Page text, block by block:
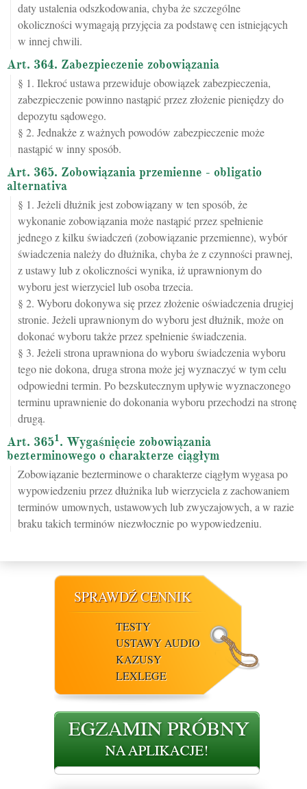
daty ustalenia odszkodowania, chyba że szczególne
okoliczności wymagają przyjęcia za podstawę cen istniejących
w innej chwili.
Art. 364. Zabezpieczenie zobowiązania
§ 1. Ilekroć ustawa przewiduje obowiązek zabezpieczenia,
zabezpieczenie powinno nastąpić przez złożenie pieniędzy do
depozytu sądowego.
§ 2. Jednakże z ważnych powodów zabezpieczenie może
nastąpić w inny sposób.
Art. 365. Zobowiązania przemienne - obligatio
alternativa
§ 1. Jeżeli dłużnik jest zobowiązany w ten sposób, że
wykonanie zobowiązania może nastąpić przez spełnienie
jednego z kilku świadczeń (zobowiązanie przemienne), wybór
świadczenia należy do dłużnika, chyba że z czynności prawnej,
z ustawy lub z okoliczności wynika, iż uprawnionym do
wyboru jest wierzyciel lub osoba trzecia.
§ 2. Wyboru dokonywa się przez złożenie oświadczenia drugiej
stronie. Jeżeli uprawnionym do wyboru jest dłużnik, może on
dokonać wyboru także przez spełnienie świadczenia.
§ 3. Jeżeli strona uprawniona do wyboru świadczenia wyboru
tego nie dokona, druga strona może jej wyznaczyć w tym celu
odpowiedni termin. Po bezskutecznym upływie wyznaczonego
terminu uprawnienie do dokonania wyboru przechodzi na stronę
drugą.
Art. 3651. Wygaśnięcie zobowiązania
bezterminowego o charakterze ciągłym
Zobowiązanie bezterminowe o charakterze ciągłym wygasa po
wypowiedzeniu przez dłużnika lub wierzyciela z zachowaniem
terminów umownych, ustawowych lub zwyczajowych, a w razie
braku takich terminów niezwłocznie po wypowiedzeniu.
SPRAWDŹ CENNIK
TESTY
USTAWY AUDIO
KAZUSY
LEXLEGE